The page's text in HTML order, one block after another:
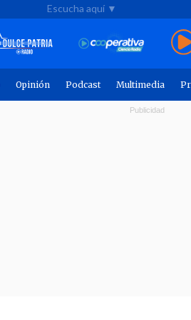
Escucha aquí ▼
Opinión Podcast Multimedia